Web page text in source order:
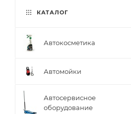
КАТАЛОГ
Автокосметика
Автомойки
Автосервисное
оборудование